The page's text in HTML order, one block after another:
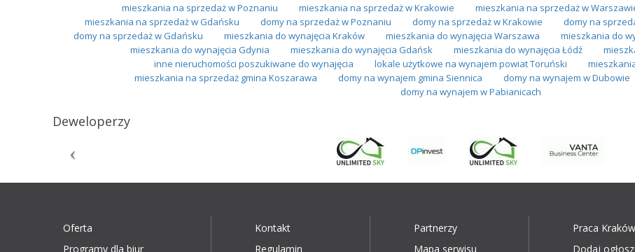
mieszkania na sprzedaż w Poznaniu mieszkania na sprzedaż w Krakowie mieszkania na sprzedaż w
mieszkania na sprzedaż w Gdańsku
domy na sprzedaż w Poznaniu domy na sprzedaż w Krakowie domy na
domy na sprzedaż w Gdańsku
mieszkania do wynajęcia Kraków mieszkania do wynajęcia Warszawa mieszkania do
mieszkania do wynajęcia Gdynia
mieszkania do wynajęcia Gdańsk mieszkania do wynajęcia Łódź
inne nieruchomości poszukiwane do wynajęcia
lokale użytkowe na wynajem powiat Toruński
mieszkania na sprzedaż gmina Koszarawa
domy na wynajem gmina Siennica domy na wynajem w Dubowie
domy na wynajem w Pabianicach
Deweloperzy
Oferta
Programy dla biur
Kontakt
Regulamin
Partnerzy
Mapa serwisu
Praca Kraków
Dodaj